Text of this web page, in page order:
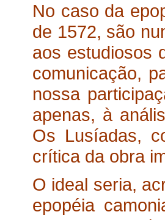
No caso da
de 1572, são
aos estudiosos
comunicação,
nossa
apenas, à
Os Lusíadas,
crítica da obra
O ideal seria,
epopéia